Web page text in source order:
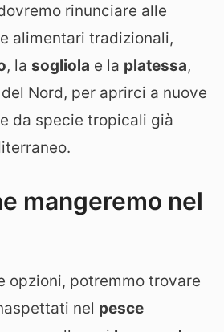
rinunciare alle
alimentari tradizionali,
, la sogliola e la platessa,
Nord, per aprirci a nuove
da specie tropicali già
mangeremo nel
opzioni, potremmo trovare
nel pesce